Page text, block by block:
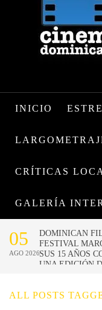
INICIO
CRÍTICAS
GALERÍA
ALL POSTS